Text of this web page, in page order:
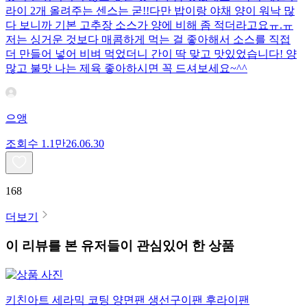
라이 2개 올려주는 센스는 굳!! ​다만 밥이랑 야채 양이 워낙 많
다 보니까 기본 고추장 소스가 양에 비해 좀 적더라고요ㅠ.ㅠ
저는 싱거운 것보다 매콤하게 먹는 걸 좋아해서 소스를 직접
더 만들어 넣어 비벼 먹었더니 간이 딱 맞고 맛있었습니다! 양
많고 불맛 나는 제육 좋아하시면 꼭 드셔보세요~^^
으앵
조회수 1.1만26.06.30
168
더보기
이 리뷰를 본 유저들이 관심있어 한 상품
키친아트 세라믹 코팅 양면팬 생선구이팬 후라이팬